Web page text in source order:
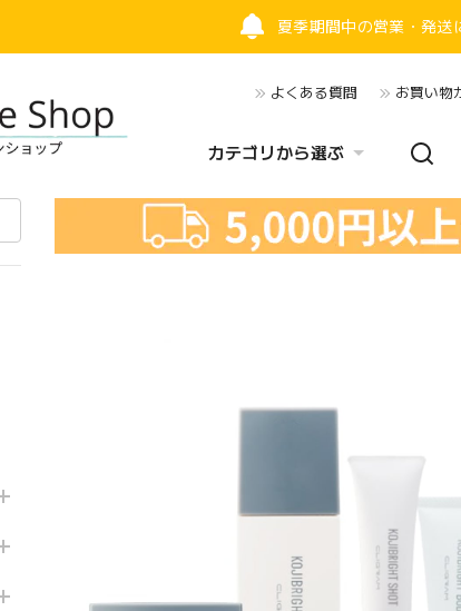
夏季期間中の営業・発送
よくある質問 お買い物
カテゴリから選ぶ